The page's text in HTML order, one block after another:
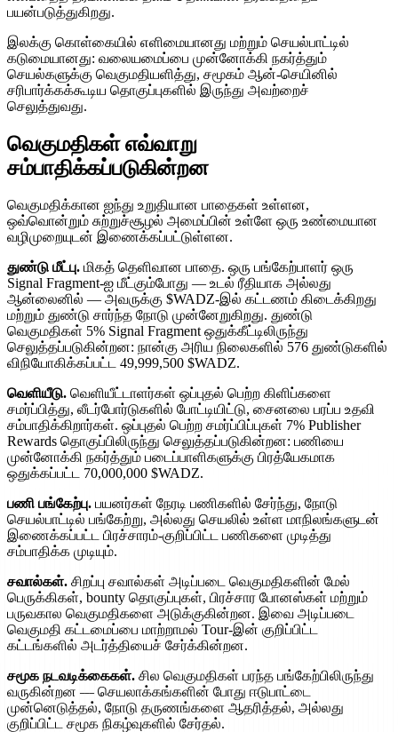
பயன்படுத்துகிறது.
இலக்கு கொள்கையில் எளிமையானது மற்றும் செயல்பாட்டில்
கடுமையானது: வலையமைப்பை முன்னோக்கி நகர்த்தும்
செயல்களுக்கு வெகுமதியளித்து, சமூகம் ஆன்-செயினில்
சரிபார்க்கக்கூடிய தொகுப்புகளில் இருந்து அவற்றைச்
செலுத்துவது.
வெகுமதிகள் எவ்வாறு
சம்பாதிக்கப்படுகின்றன
வெகுமதிக்கான ஐந்து உறுதியான பாதைகள் உள்ளன,
ஒவ்வொன்றும் சுற்றுச்சூழல் அமைப்பின் உள்ளே ஒரு உண்மையான
வழிமுறையுடன் இணைக்கப்பட்டுள்ளன.
துண்டு மீட்பு. மிகத் தெளிவான பாதை. ஒரு பங்கேற்பாளர் ஒரு
Signal Fragment-ஐ மீட்கும்போது — உடல் ரீதியாக அல்லது
ஆன்லைனில் — அவருக்கு $WADZ-இல் கட்டணம் கிடைக்கிறது
மற்றும் துண்டு சார்ந்த நோடு முன்னேறுகிறது. துண்டு
வெகுமதிகள் 5% Signal Fragment ஒதுக்கீட்டிலிருந்து
செலுத்தப்படுகின்றன: நான்கு அரிய நிலைகளில் 576 துண்டுகளில்
விநியோகிக்கப்பட்ட 49,999,500 $WADZ.
வெளியீடு. வெளியீட்டாளர்கள் ஒப்புதல் பெற்ற கிளிப்களை
சமர்ப்பித்து, லீடர்போர்டுகளில் போட்டியிட்டு, சைனலை பரப்ப உதவி
சம்பாதிக்கிறார்கள். ஒப்புதல் பெற்ற சமர்ப்பிப்புகள் 7% Publisher
Rewards தொகுப்பிலிருந்து செலுத்தப்படுகின்றன: பணியை
முன்னோக்கி நகர்த்தும் படைப்பாளிகளுக்கு பிரத்யேகமாக
ஒதுக்கப்பட்ட 70,000,000 $WADZ.
பணி பங்கேற்பு. பயனர்கள் நேரடி பணிகளில் சேர்ந்து, நோடு
செயல்பாட்டில் பங்கேற்று, அல்லது செயலில் உள்ள மாநிலங்களுடன்
இணைக்கப்பட்ட பிரச்சாரம்-குறிப்பிட்ட பணிகளை முடித்து
சம்பாதிக்க முடியும்.
சவால்கள். சிறப்பு சவால்கள் அடிப்படை வெகுமதிகளின் மேல்
பெருக்கிகள், bounty தொகுப்புகள், பிரச்சார போனஸ்கள் மற்றும்
பருவகால வெகுமதிகளை அடுக்குகின்றன. இவை அடிப்படை
வெகுமதி கட்டமைப்பை மாற்றாமல் Tour-இன் குறிப்பிட்ட
கட்டங்களில் அடர்த்தியைச் சேர்க்கின்றன.
சமூக நடவடிக்கைகள். சில வெகுமதிகள் பரந்த பங்கேற்பிலிருந்து
வருகின்றன — செயலாக்கங்களின் போது ஈடுபாட்டை
முன்னெடுத்தல், நோடு தருணங்களை ஆதரித்தல், அல்லது
குறிப்பிட்ட சமூக நிகழ்வுகளில் சேர்தல்.